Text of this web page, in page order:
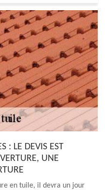
: LE DEVIS EST
UNE
en tuile, il devra un jour